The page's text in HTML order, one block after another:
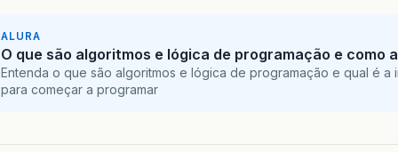
ALURA
O que são algoritmos e lógica de programação e como
Entenda o que são algoritmos e lógica de programação e qual é a
para começar a programar